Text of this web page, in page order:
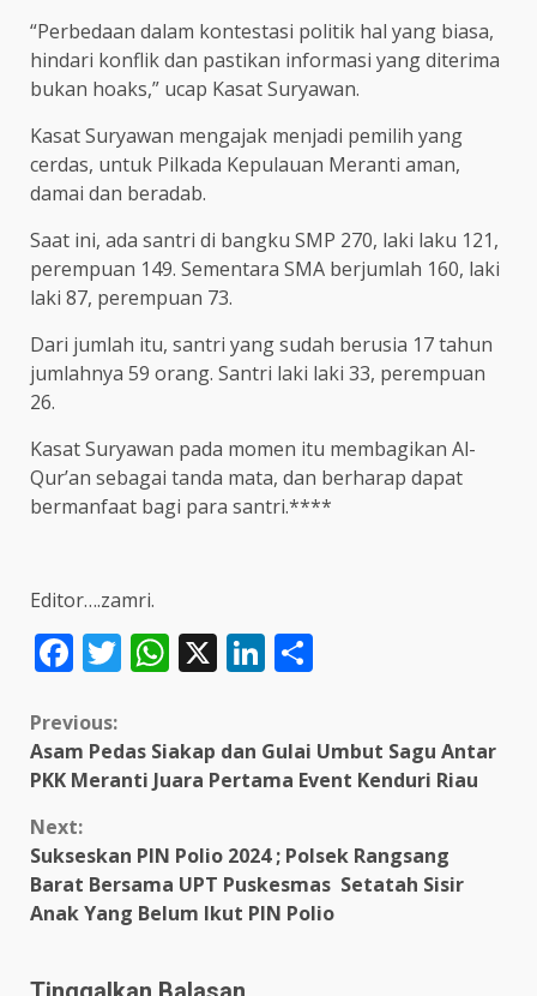
“Perbedaan dalam kontestasi politik hal yang biasa,
hindari konflik dan pastikan informasi yang diterima
bukan hoaks,” ucap Kasat Suryawan.
Kasat Suryawan mengajak menjadi pemilih yang
cerdas, untuk Pilkada Kepulauan Meranti aman,
damai dan beradab.
Saat ini, ada santri di bangku SMP 270, laki laku 121,
perempuan 149. Sementara SMA berjumlah 160, laki
laki 87, perempuan 73.
Dari jumlah itu, santri yang sudah berusia 17 tahun
jumlahnya 59 orang. Santri laki laki 33, perempuan
26.
Kasat Suryawan pada momen itu membagikan Al-
Qur’an sebagai tanda mata, dan berharap dapat
bermanfaat bagi para santri.****
Editor….zamri.
Facebook
Twitter
WhatsApp
X LinkedIn
Continue
Reading
Previous:
Asam Pedas Siakap dan Gulai Umbut Sagu Antar
PKK Meranti Juara Pertama Event Kenduri Riau
Next:
Sukseskan PIN Polio 2024 ; Polsek Rangsang
Barat Bersama UPT Puskesmas Setatah Sisir
Anak Yang Belum Ikut PIN Polio